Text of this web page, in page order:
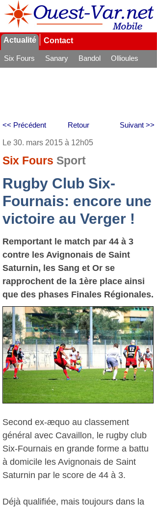
Actualité Contact
Six Fours Sanary Bandol
Ollioules
Retour
<< Précédent Suivant >>
Le 30. mars 2015 à 12h05
Six Fours Sport
Rugby Club Six-
Fournais: encore une
victoire au Verger !
Remportant le match par 44 à 3
contre les Avignonais de Saint
Saturnin, les Sang et Or se
rapprochent de la 1ère place ainsi
que des phases Finales Régionales.
Second ex-æquo au classement
général avec Cavaillon, le rugby club
Six-Fournais en grande forme a battu
à domicile les Avignonais de Saint
Saturnin par le score de 44 à 3.
Déjà qualifiée, mais toujours dans la